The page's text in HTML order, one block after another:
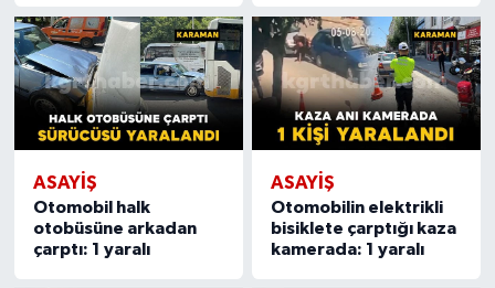
ASAYIŞ
Otomobil halk
otobüsüne arkadan
çarptı: 1 yaralı
ASAYIŞ
Otomobilin elektrikli
bisiklete çarptığı kaza
kamerada: 1 yaralı